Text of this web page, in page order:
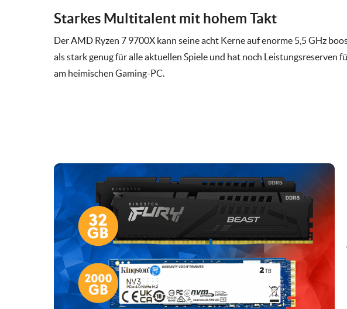
Starkes Multitalent mit hohem Takt
Der AMD Ryzen 7 9700X kann seine acht Kerne auf enorme 5,5 GHz
als stark genug für alle aktuellen Spiele und hat noch Leistungsreserven
am heimischen Gaming-PC.